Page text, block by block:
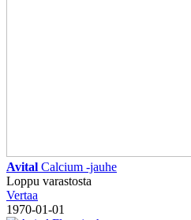
Avital Calcium -jauhe
Loppu varastosta
Vertaa
1970-01-01